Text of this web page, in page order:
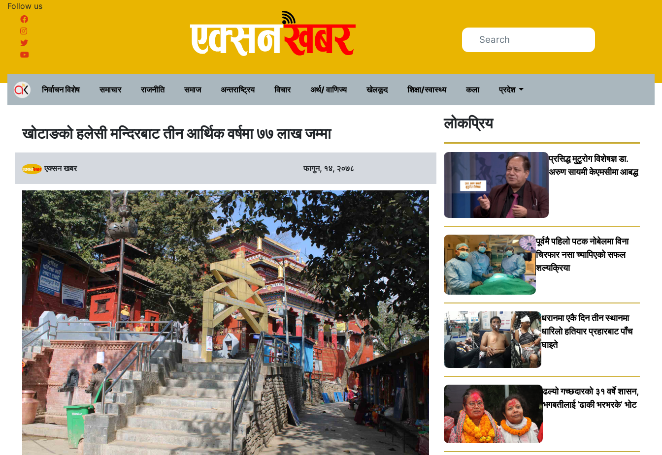
Follow us
२१ साउन २०८३, बिहिवार
निर्वाचन विशेष समाचार राजनीति समाज अन्तराष्ट्रिय विचार अर्थ/ वाणिज्य खेलकूद शिक्षा/स्वास्थ्य कला प्रदेश
खोटाङको हलेसी मन्दिरबाट तीन आर्थिक वर्षमा ७७ लाख जम्मा
एक्सन खबर फागुन, १४, २०७८
लोकप्रिय
प्रसिद्ध मुटुरोग विशेषज्ञ डा.
अरुण सायमी केएमसीमा आबद्ध
पूर्वमै पहिलो पटक नोबेलमा विना
चिरफार नसा च्यापिएको सफल
शल्यक्रिया
धरानमा एकै दिन तीन स्थानमा
धारिलाे हतियार प्रहारबाट पाँच
घाइते
ढल्यो गच्छदारको ३१ वर्षे शासन,
भगबतीलाई ‘ढाकी भरभरके’ भाेट